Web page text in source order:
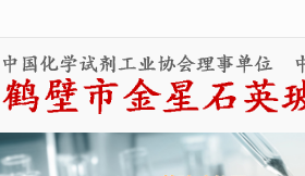
首页 工程案例 新闻动态